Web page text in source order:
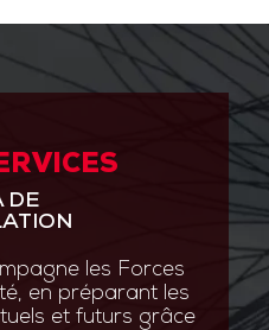
DE
les Forces
en préparant les
et futurs grâce